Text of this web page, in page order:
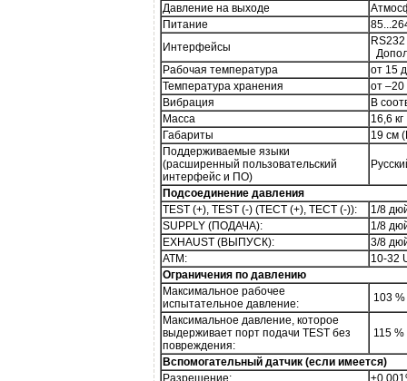
Давление на выходе
Питание
Интерфейсы
Рабочая температура
от 15
Температура хранения
от –20
Вибрация
В
Масса
16,6 кг
Габариты
19 см
Поддерживаемые языки
(расширенный пользовательский
интерфейс и ПО)
Подсоединение давления
TEST (+), TEST (-) (ТЕСТ (+), ТЕСТ (-)):
1/8
SUPPLY (ПОДАЧА):
1/8
EXHAUST (ВЫПУСК):
3/8
АТМ:
10-32
Ограничения по давлению
Максимальное рабочее
испытательное давление:
103 %
Максимальное давление, которое
выдерживает порт подачи TEST без
повреждения:
115 %
Вспомогательный датчик (если имеется)
Разрешение: